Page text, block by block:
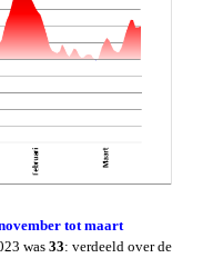
tot maart
was 33: verdeeld over de